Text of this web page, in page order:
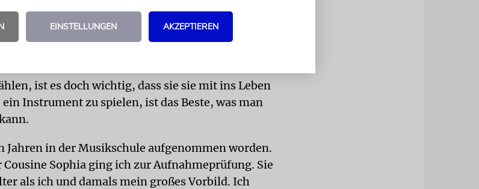
schimpfe ich auch, wenn ich sehe, dass sie
ist es doch wichtig, dass sie sie mit ins Leben
Instrument zu spielen, ist das Beste, was man
Jahren in der Musikschule aufgenommen worden.
Sophia ging ich zur Aufnahmeprüfung. Sie
als ich und damals mein großes Vorbild. Ich
EINSTELLUNGEN AKZEPTIEREN